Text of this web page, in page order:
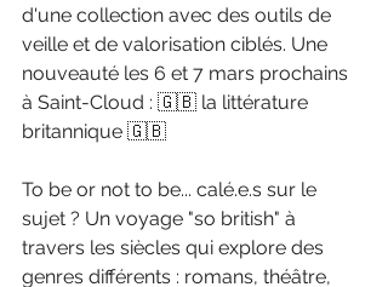
d'une collection avec des outils de
veille et de valorisation ciblés. Une
nouveauté les 6 et 7 mars prochains
à Saint-Cloud : 🇬🇧 la littérature
britannique 🇬🇧
To be or not to be... calé.e.s sur le
sujet ? Un voyage "so british" à
travers les siècles qui explore des
genres différents : romans, théâtre,